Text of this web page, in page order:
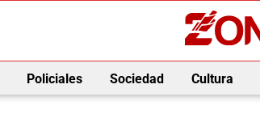
Policiales Sociedad Cultura